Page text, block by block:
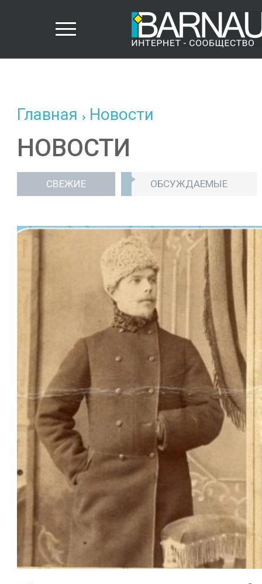
Главная Новости
НОВОСТИ
СВЕЖИЕ ОБСУЖДАЕМЫЕ